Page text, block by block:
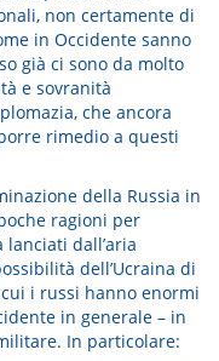
non certamente di
in Occidente sanno
già ci sono da molto
e sovranità
che ancora
rimedio a questi
della Russia in
ragioni per
lanciati dall’aria
dell’Ucraina di
i russi hanno enormi
in generale – in
In particolare: